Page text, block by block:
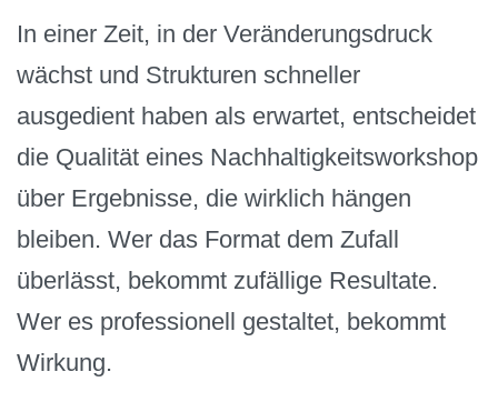
In einer Zeit, in der Veränderungsdruck
wächst und Strukturen schneller
ausgedient haben als erwartet, entscheidet
die Qualität eines Nachhaltigkeitsworkshop
über Ergebnisse, die wirklich hängen
bleiben. Wer das Format dem Zufall
überlässt, bekommt zufällige Resultate.
Wer es professionell gestaltet, bekommt
Wirkung.